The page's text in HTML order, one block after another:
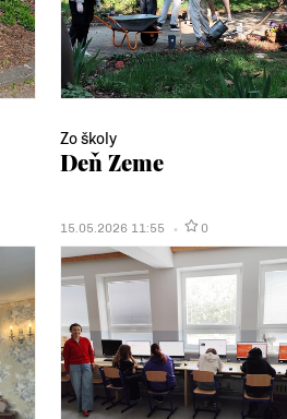
Zo školy
Deň Zeme
15.05.2026 11:55 0